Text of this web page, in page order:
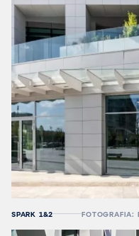
SPARK 1&2 FOTOGRAFIA: